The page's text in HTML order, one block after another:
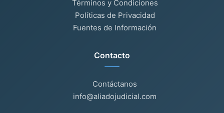
Términos y Condiciones
Políticas de Privacidad
Fuentes de Información
Contacto
Contáctanos
info@aliadojudicial.com